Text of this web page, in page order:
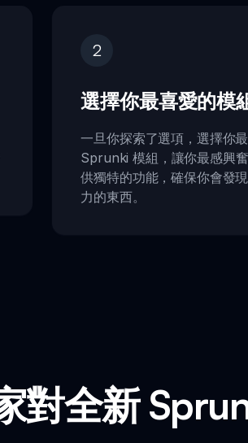
2
選擇你最喜愛的模
一旦你探索了選項，選擇你
Sprunki 模組，讓你最感興
供獨特的功能，確保你會發
力的東西。
對全新